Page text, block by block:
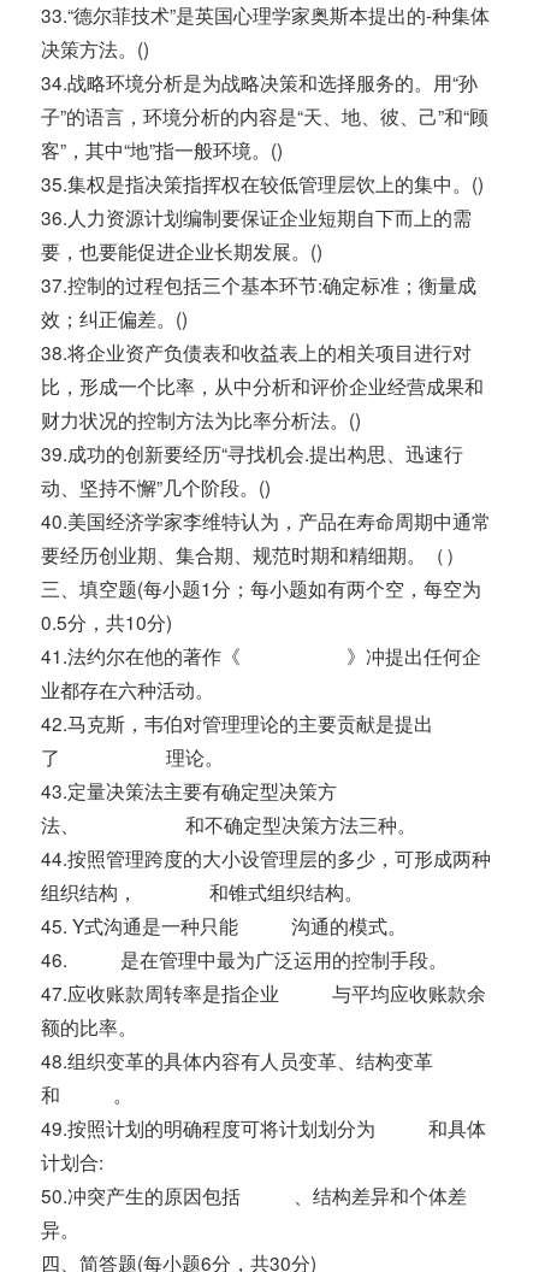
33.“德尔菲技术”是英国心理学家奥斯本提出的-种集体
决策方法。()
34.战略环境分析是为战略决策和选择服务的。用“孙
子”的语言，环境分析的内容是“天、地、彼、己”和“顾
客”，其中“地”指一般环境。()
35.集权是指决策指挥权在较低管理层饮上的集中。()
36.人力资源计划编制要保证企业短期自下而上的需
要，也要能促进企业长期发展。()
37.控制的过程包括三个基本环节:确定标准；衡量成
效；纠正偏差。()
38.将企业资产负债表和收益表上的相关项目进行对
比，形成一个比率，从中分析和评价企业经营成果和
财力状况的控制方法为比率分析法。()
39.成功的创新要经历“寻找机会.提出构思、迅速行
动、坚持不懈”几个阶段。()
40.美国经济学家李维特认为，产品在寿命周期中通常
要经历创业期、集合期、规范时期和精细期。（）
三、填空题(每小题1分；每小题如有两个空，每空为
0.5分，共10分)
41.法约尔在他的著作《 》冲提出任何企
业都存在六种活动。
42.马克斯，韦伯对管理理论的主要贡献是提出
了 理论。
43.定量决策法主要有确定型决策方
法、 和不确定型决策方法三种。
44.按照管理跨度的大小设管理层的多少，可形成两种
组织结构， 和锥式组织结构。
45. Y式沟通是一种只能 沟通的模式。
46. 是在管理中最为广泛运用的控制手段。
47.应收账款周转率是指企业 与平均应收账款余
额的比率。
48.组织变革的具体内容有人员变革、结构变革
和 。
49.按照计划的明确程度可将计划划分为 和具体
计划合:
50.冲突产生的原因包括 、结构差异和个体差
异。
四、简答题(每小题6分，共30分)